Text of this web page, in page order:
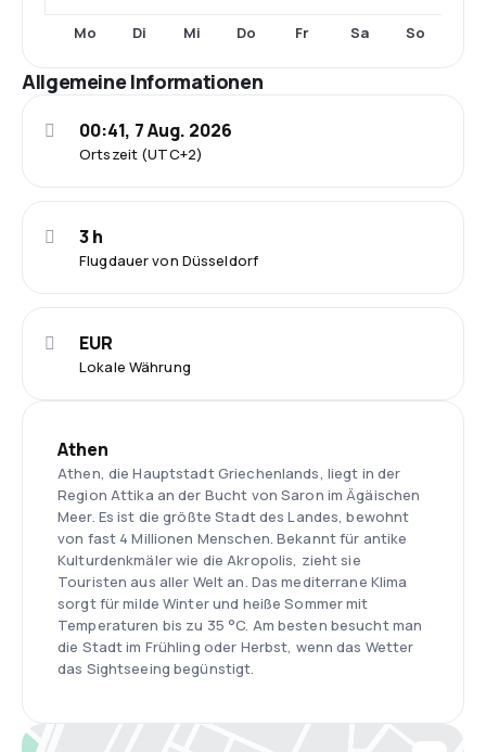
Mo Di Mi Do Fr Sa So
Allgemeine Informationen
Ortszeit (UTC+2)
00:41, 7 Aug. 2026
Flugdauer von Düsseldorf
3 h
Lokale Währung
EUR
Athen
Athen, die Hauptstadt Griechenlands, liegt in der
Region Attika an der Bucht von Saron im Ägäischen
Meer. Es ist die größte Stadt des Landes, bewohnt
von fast 4 Millionen Menschen. Bekannt für antike
Kulturdenkmäler wie die Akropolis, zieht sie
Touristen aus aller Welt an. Das mediterrane Klima
sorgt für milde Winter und heiße Sommer mit
Temperaturen bis zu 35 °C. Am besten besucht man
die Stadt im Frühling oder Herbst, wenn das Wetter
das Sightseeing begünstigt.